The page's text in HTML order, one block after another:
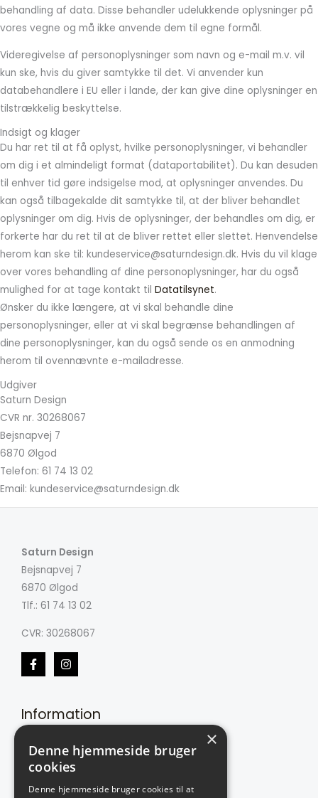
behandling af data. Disse behandler udelukkende oplysninger på
vores vegne og må ikke anvende dem til egne formål.
Videregivelse af personoplysninger som navn og e-mail m.v. vil
kun ske, hvis du giver samtykke til det. Vi anvender kun
databehandlere i EU eller i lande, der kan give dine oplysninger en
tilstrækkelig beskyttelse.
Indsigt og klager
Du har ret til at få oplyst, hvilke personoplysninger, vi behandler
om dig i et almindeligt format (dataportabilitet). Du kan desuden
til enhver tid gøre indsigelse mod, at oplysninger anvendes. Du
kan også tilbagekalde dit samtykke til, at der bliver behandlet
oplysninger om dig. Hvis de oplysninger, der behandles om dig, er
forkerte har du ret til at de bliver rettet eller slettet. Henvendelse
herom kan ske til: kundeservice@saturndesign.dk. Hvis du vil klage
over vores behandling af dine personoplysninger, har du også
mulighed for at tage kontakt til Datatilsynet.
Ønsker du ikke længere, at vi skal behandle dine
personoplysninger, eller at vi skal begrænse behandlingen af
dine personoplysninger, kan du også sende os en anmodning
herom til ovennævnte e-mailadresse.
Udgiver
Saturn Design
CVR nr. 30268067
Bejsnapvej 7
6870 Ølgod
Telefon: 61 74 13 02
Email: kundeservice@saturndesign.dk
Saturn Design
Bejsnapvej 7
6870 Ølgod
Tlf.: 61 74 13 02
CVR: 30268067
Information
Om min virksomhed
Ofte stillede spørgsmål
Butikken
×
Denne hjemmeside bruger
cookies
Denne hjemmeside bruger cookies til at